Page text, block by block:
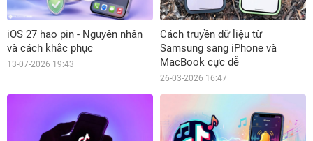
iOS 27 hao pin - Nguyên nhân
và cách khắc phục
13-07-2026 19:43
Cách truyền dữ liệu từ
Samsung sang iPhone và
MacBook cực dễ
26-03-2026 16:47